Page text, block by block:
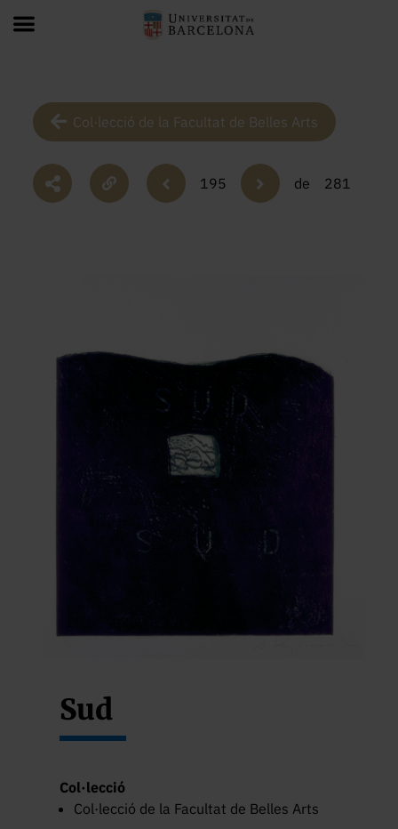
Col·lecció de la Facultat de Belles Arts
195 de 281
Sud
Col·lecció
Col·lecció de la Facultat de Belles Arts